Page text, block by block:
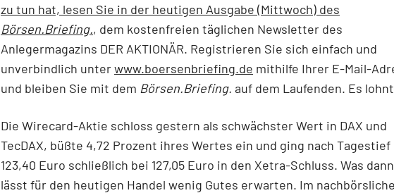
zu tun hat, lesen Sie in der heutigen Ausgabe (Mittwoch) des
Börsen.Briefing., dem kostenfreien täglichen Newsletter des
Anlegermagazins DER AKTIONÄR. Registrieren Sie sich einfach und
unverbindlich unterwww.boersenbriefing.de mithilfe Ihrer E-Mail-
und bleiben Sie mit dem Börsen.Briefing. auf dem Laufenden. Es
Die Wirecard-Aktie schloss gestern als schwächster Wert in DAX und
TecDAX, büßte 4,72 Prozent ihres Wertes ein und ging nach Tagestief
123,40 Euro schließlich bei 127,05 Euro in den Xetra-Schluss. Was
lässt für den heutigen Handel wenig Gutes erwarten. Im